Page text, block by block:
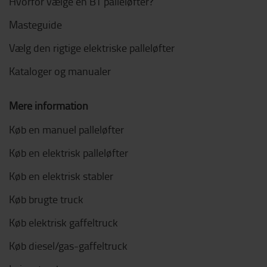
Masteguide
Vælg den rigtige elektriske palleløfter
Kataloger og manualer
Mere information
Køb en manuel palleløfter
Køb en elektrisk palleløfter
Køb en elektrisk stabler
Køb brugte truck
Køb elektrisk gaffeltruck
Køb diesel/gas-gaffeltruck